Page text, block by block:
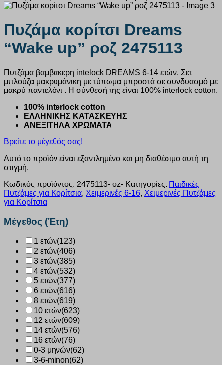
Πυζάμα κορίτσι Dreams
“Wake up” ροζ 2475113
Πυτζάμα βαμβακερη intelock DREAMS 6-14 ετών. Σετ
μπλούζα μακρυμάνικη με τύπωμα μπροστά σε συνδυασμό με
μακρύ παντελόνι . Η σύνθεσή της είναι 100% interlock cotton.
100% interlock cotton
ΕΛΛΗΝΙΚΗΣ ΚΑΤΑΣΚΕΥΗΣ
ΑΝΕΞΙΤΗΛΑ ΧΡΩΜΑΤΑ
Βρείτε το μέγεθός σας!
Αυτό το προϊόν είναι εξαντλημένο και μη διαθέσιμο αυτή τη
στιγμή.
Κωδικός προϊόντος: 2475113-roz- Κατηγορίες: Παιδικές
Πυτζάμες για Κορίτσια, Χειμερινές 6-16, Χειμερινές Πυτζάμες
για Κορίτσια
Μέγεθος (Έτη)
1 ετών(123)
2 ετών(406)
3 ετών(385)
4 ετών(532)
5 ετών(377)
6 ετών(616)
8 ετών(619)
10 ετών(623)
12 ετών(609)
14 ετών(576)
16 ετών(76)
0-3 μηνών(62)
3-6-minon(62)